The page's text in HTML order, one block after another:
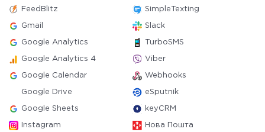
FeedBlitz SimpleTexting
Gmail Slack
Google Analytics TurboSMS
Google Analytics 4 Viber
Google Calendar Webhooks
Google Drive eSputnik
Google Sheets keyCRM
Instagram Нова Пошта